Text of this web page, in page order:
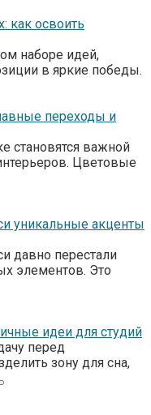
как освоить
наборе идей,
в яркие победы.
переходы и
становятся важной
Цветовые
уникальные акценты
давно перестали
элементов. Это
идеи для студий
перед
зону для сна,